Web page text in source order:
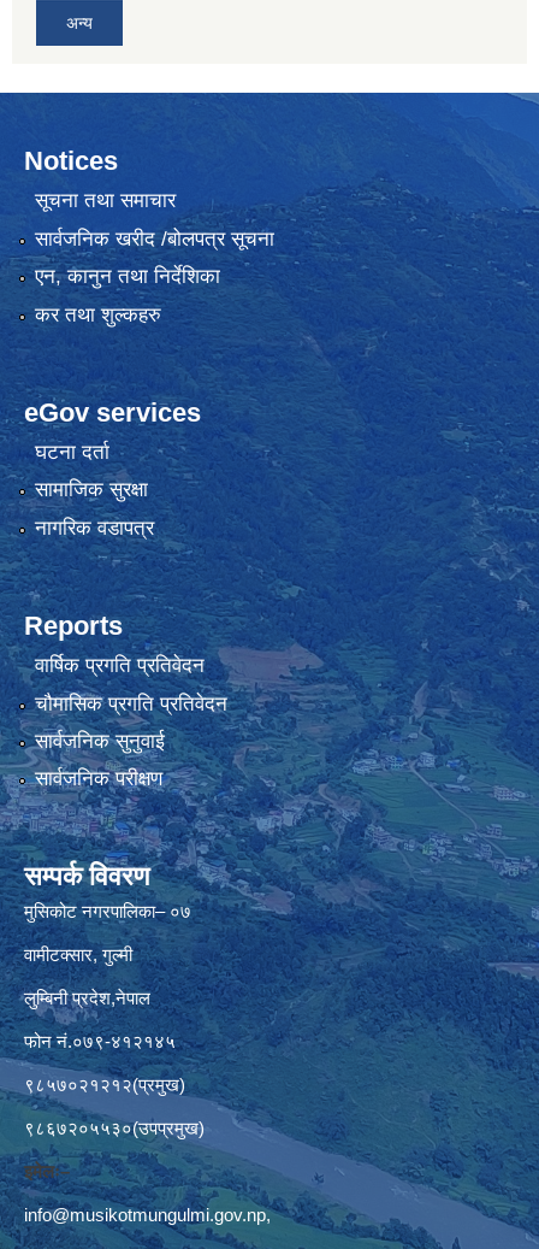
अन्य
Notices
सूचना तथा समाचार
सार्वजनिक खरीद /बोलपत्र सूचना
एन, कानुन तथा निर्देशिका
कर तथा शुल्कहरु
eGov services
घटना दर्ता
सामाजिक सुरक्षा
नागरिक वडापत्र
Reports
वार्षिक प्रगति प्रतिवेदन
चौमासिक प्रगति प्रतिवेदन
सार्वजनिक सुनुवाई
सार्वजनिक परीक्षण
सम्पर्क विवरण
मुसिकोट नगरपालिका– ०७
वामीटक्सार, गुल्मी
लुम्बिनी प्रदेश,नेपाल
फोन नं.०७९-४१२१४५
९८५७०२१२१२(प्रमुख)
९८६७२०५५३०(उपप्रमुख)
इमेलः–
info@musikotmungulmi.gov.np,